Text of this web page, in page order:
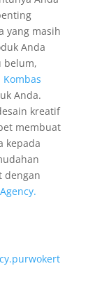
yang masih
Anda
belum,
Kombas
Anda.
kreatif
membuat
kepada
dengan